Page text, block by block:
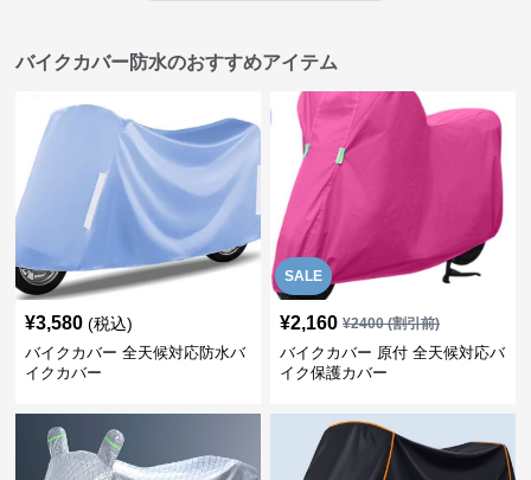
バイクカバー防水のおすすめアイテム
¥3,580 (税込)
バイクカバー 全天候対応防水バ
イクカバー
SALE
¥2,160 ¥2400(割引前)
バイクカバー 原付 全天候対応バ
イク保護カバー